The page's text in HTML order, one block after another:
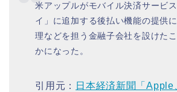
米アップルがモバイル決済サービ
イ」に追加する後払い機能の提供
理などを担う金融子会社を設けた
かになった。
引用元：
日本経済新聞「Apple